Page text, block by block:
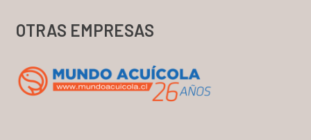
OTRAS EMPRESAS